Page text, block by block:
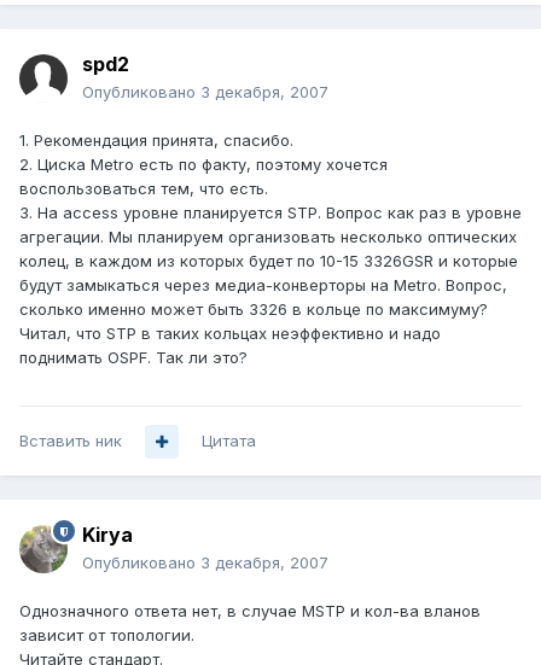
spd2
Опубликовано 3 декабря, 2007
1. Рекомендация принята, спасибо.
2. Циска Metro есть по факту, поэтому хочется
воспользоваться тем, что есть.
3. На access уровне планируется STP. Вопрос как раз в уровне
агрегации. Мы планируем организовать несколько оптических
колец, в каждом из которых будет по 10-15 3326GSR и которые
будут замыкаться через медиа-конверторы на Metro. Вопрос,
сколько именно может быть 3326 в кольце по максимуму?
Читал, что STP в таких кольцах неэффективно и надо
поднимать OSPF. Так ли это?
Вставить ник Цитата
Kirya
Опубликовано 3 декабря, 2007
Однозначного ответа нет, в случае MSTP и кол-ва вланов
зависит от топологии.
Читайте стандарт.